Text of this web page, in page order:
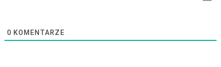
0 KOMENTARZE